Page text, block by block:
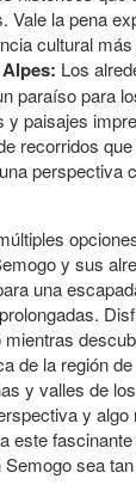
Vale la pena
cultural
Los
paraíso para
y paisajes
recorridos
perspectiva
y sus
una
mientras
de la región
y valles de
y algo
este
sea